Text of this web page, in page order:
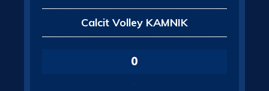
Calcit Volley KAMNIK
0